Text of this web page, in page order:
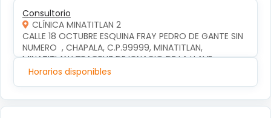
Consultorio
CLÍNICA MINATITLAN 2
CALLE 18 OCTUBRE ESQUINA FRAY PEDRO DE GANTE SIN
NUMERO  , CHAPALA, C.P.99999, MINATITLAN,
MINATITLAN,VERACRUZ DE IGNACIO DE LA LLAVE
Horarios disponibles